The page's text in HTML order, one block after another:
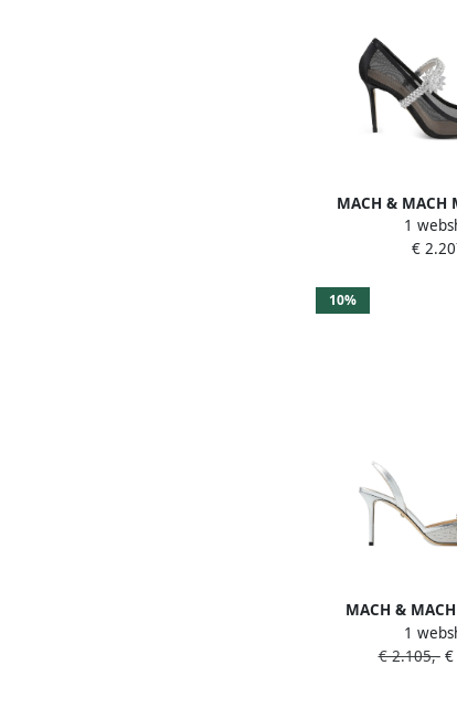
MACH &
verfraaid met
1
€
10%
MACH &
slingback
1
€ 2.105,-€